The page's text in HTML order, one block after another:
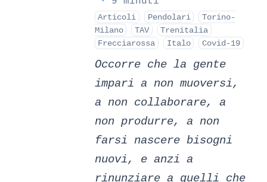
Articoli Pendolari
Torino-
Milano
TAV
Trenitalia
Frecciarossa
Italo Covid-19
Occorre che la gente
impari a non muoversi,
a non collaborare, a
non produrre, a non
farsi nascere bisogni
nuovi, e anzi a
rinunziare a quelli che